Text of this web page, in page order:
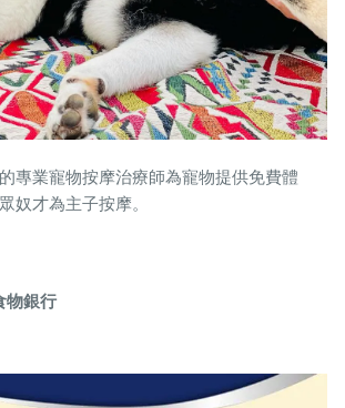
專業寵物按摩治療師為寵物提供免費體
奴才為主子按摩。
物銀行